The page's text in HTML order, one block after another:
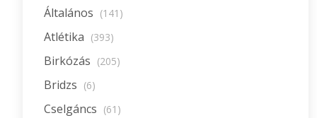
Általános (141)
Atlétika (393)
Birkózás (205)
Bridzs (6)
Cselgáncs (61)